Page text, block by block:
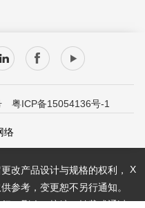
粤ICP备15054136号-1
改产品设计与规格的权利，
参考，变更恕不另行通知。
、删改、摘编、转载或通过
X